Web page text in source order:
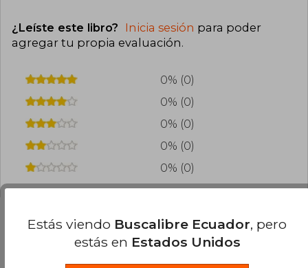
¿Leíste este libro? Inicia sesión para poder
agregar tu propia evaluación.
0% (0)
0% (0)
0% (0)
0% (0)
0% (0)
Preguntas frecuentes sobre el libro
Estás viendo Buscalibre Ecuador, pero
estás en Estados Unidos